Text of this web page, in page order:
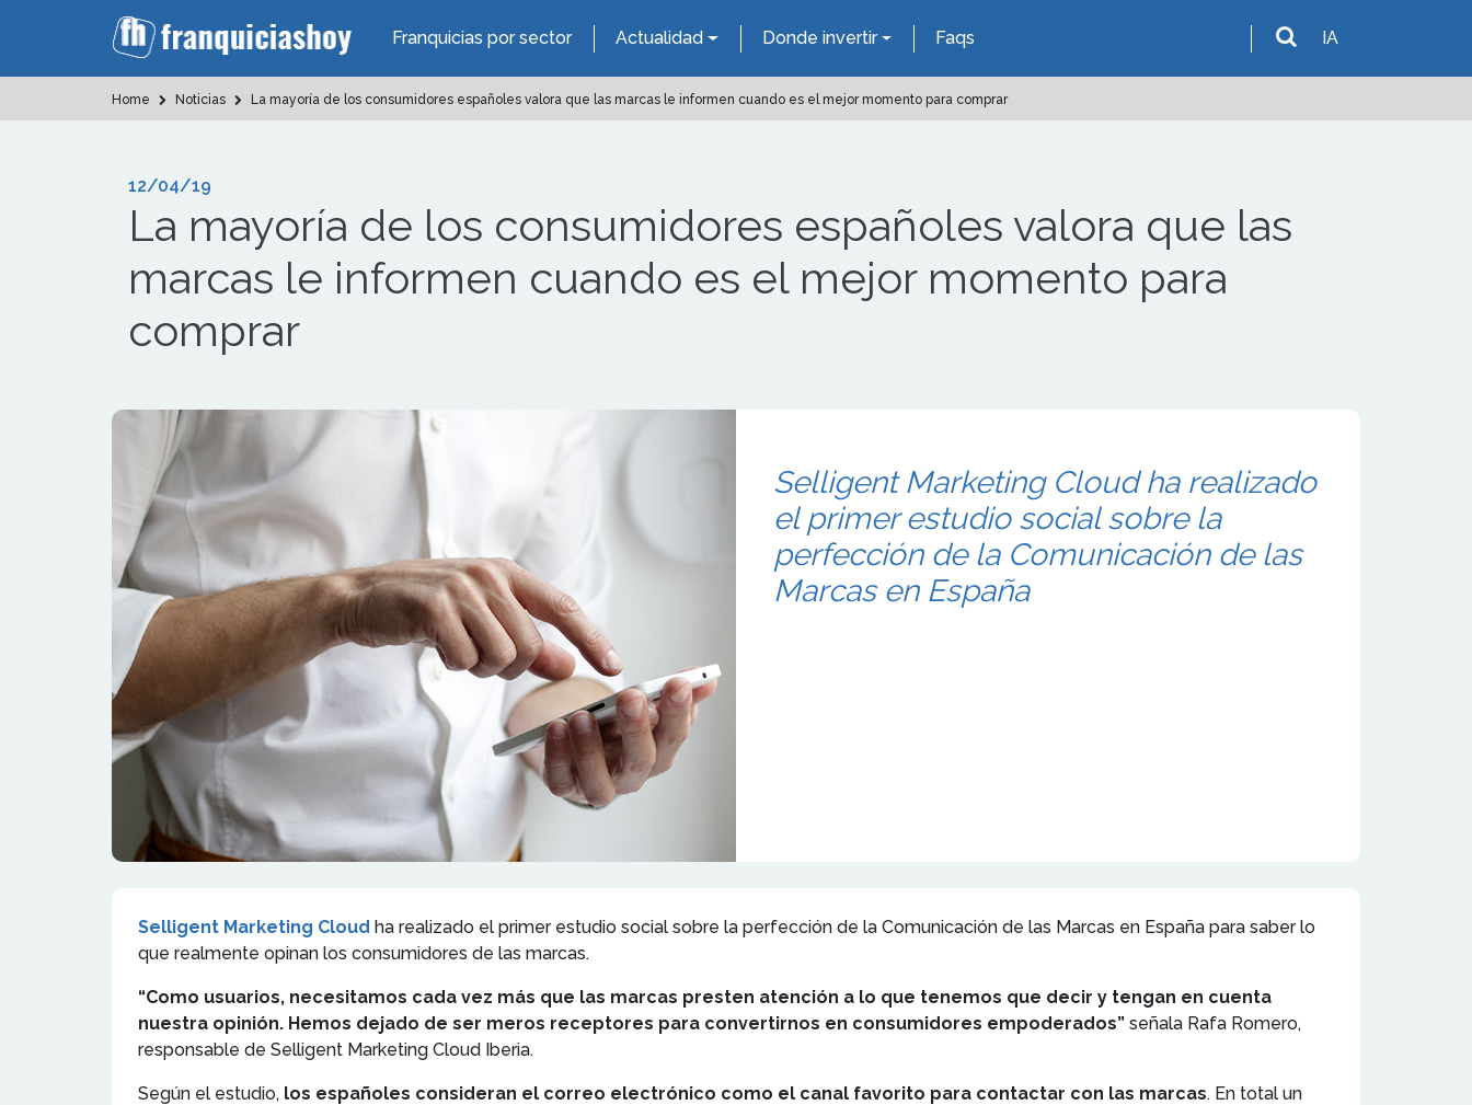
Franquicias por sector Actualidad Donde invertir Faqs IA
Home Noticias La mayoría de los consumidores españoles valora que las marcas le informen cuando es el mejor momento para comprar
12/04/19
La mayoría de los consumidores españoles valora que las
marcas le informen cuando es el mejor momento para
comprar
Selligent Marketing Cloud ha realizado
el primer estudio social sobre la
perfección de la Comunicación de las
Marcas en España
Selligent Marketing Cloud ha realizado el primer estudio social sobre la perfección de la Comunicación de las Marcas en España para saber lo
que realmente opinan los consumidores de las marcas.
“Como usuarios, necesitamos cada vez más que las marcas presten atención a lo que tenemos que decir y tengan en cuenta
nuestra opinión. Hemos dejado de ser meros receptores para convertirnos en consumidores empoderados” señala Rafa Romero,
responsable de Selligent Marketing Cloud Iberia.
Según el estudio, los españoles consideran el correo electrónico como el canal favorito para contactar con las marcas. En total un